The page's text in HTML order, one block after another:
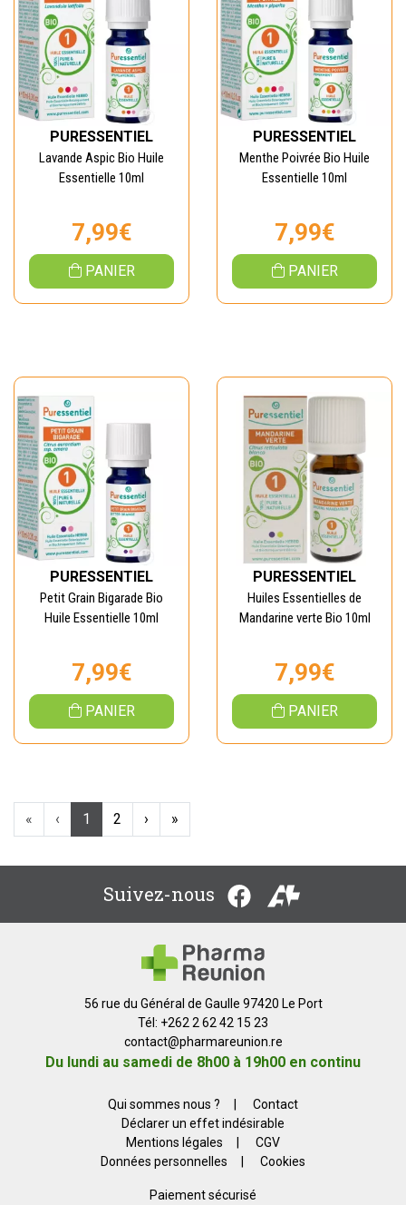
PURESSENTIEL
Lavande Aspic Bio Huile
Essentielle 10ml
7,99€
PANIER
PURESSENTIEL
Menthe Poivrée Bio Huile
Essentielle 10ml
7,99€
PANIER
PURESSENTIEL
Petit Grain Bigarade Bio
Huile Essentielle 10ml
7,99€
PANIER
PURESSENTIEL
Huiles Essentielles de
Mandarine verte Bio 10ml
7,99€
PANIER
« ‹ 1 2 › »
Suivez-nous
56 rue du Général de Gaulle 97420 Le Port
Tél: +262 2 62 42 15 23
contact@pharmareunion.re
Du lundi au samedi de 8h00 à 19h00 en continu
Qui sommes nous ?
Contact
Déclarer un effet indésirable
Mentions légales
CGV
Données personnelles
Cookies
Paiement sécurisé